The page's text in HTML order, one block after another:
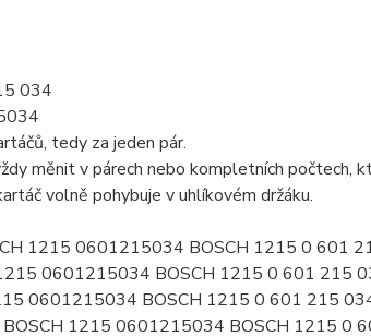
034
tedy za jeden pár.
měnit v párech nebo kompletních počtech,
volně pohybuje v uhlíkovém držáku.
1215 0601215034 BOSCH 1215 0 601
1215 0601215034 BOSCH 1215 0 601 215
0601215034 BOSCH 1215 0 601 215
1215 0601215034 BOSCH 1215 0